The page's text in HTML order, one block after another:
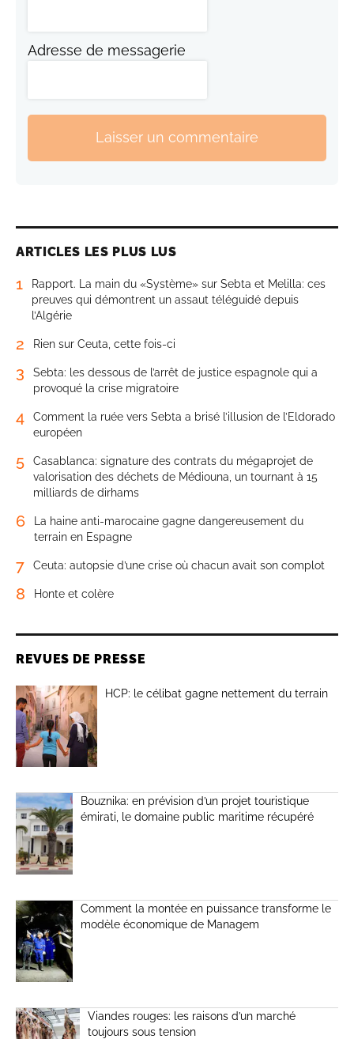
Adresse de messagerie
Laisser un commentaire
ARTICLES LES PLUS LUS
1
Rapport. La main du «Système» sur Sebta et Melilla: ces
preuves qui démontrent un assaut téléguidé depuis
l’Algérie
2 Rien sur Ceuta, cette fois-ci
3
Sebta: les dessous de l’arrêt de justice espagnole qui a
provoqué la crise migratoire
4
Comment la ruée vers Sebta a brisé l’illusion de l’Eldorado
européen
5
Casablanca: signature des contrats du mégaprojet de
valorisation des déchets de Médiouna, un tournant à 15
milliards de dirhams
6
La haine anti-marocaine gagne dangereusement du
terrain en Espagne
7 Ceuta: autopsie d’une crise où chacun avait son complot
8 Honte et colère
REVUES DE PRESSE
HCP: le célibat gagne nettement du terrain
Bouznika: en prévision d’un projet touristique
émirati, le domaine public maritime récupéré
Comment la montée en puissance transforme le
modèle économique de Managem
Viandes rouges: les raisons d’un marché
toujours sous tension